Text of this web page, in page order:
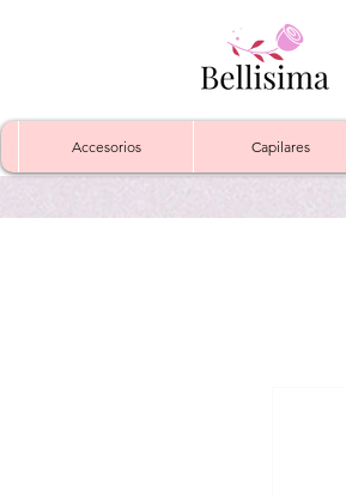
Accesorios Capilares